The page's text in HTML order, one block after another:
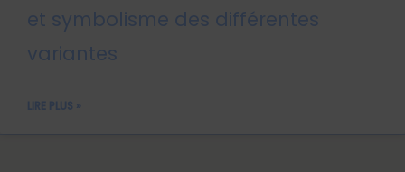
et symbolisme des différentes
variantes
LIRE PLUS »